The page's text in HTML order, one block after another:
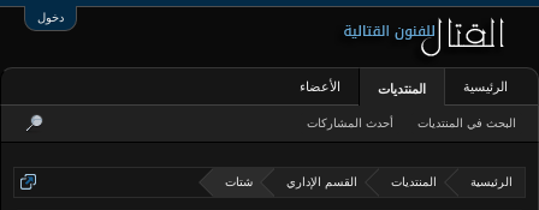
دخول
الرئيسية المنتديات القسم الإداري شتات
الرئيسية المنتديات
البحث في المنتديات أحدث المشاركات
الأعضاء